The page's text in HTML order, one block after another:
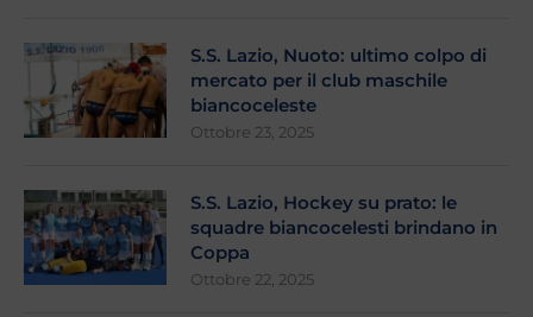
S.S. Lazio, Nuoto: ultimo colpo di
mercato per il club maschile
biancoceleste
Ottobre 23, 2025
S.S. Lazio, Hockey su prato: le
squadre biancocelesti brindano in
Coppa
Ottobre 22, 2025